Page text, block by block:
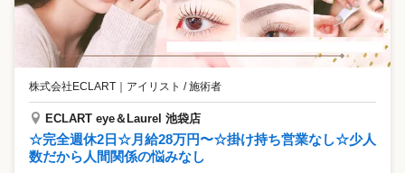
株式会社ECLART アイリスト / 施術者
ECLART eye＆Laurel 池袋店
☆完全週休2日☆月給28万円〜☆掛け持ち営業なし☆少人
数だから人間関係の悩みなし